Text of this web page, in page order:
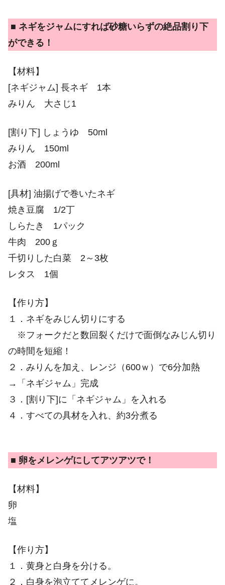
■ ネギをジャムにすれば砂糖いらずの絶品割り下
ができる！
【材料】
[ネギジャム] 長ネギ 1本
みりん 大さじ1
[割り下] しょうゆ 50ml
みりん 150ml
お酒 200ml
[具材] 油揚げで巻いたネギ
焼き豆腐 1/2丁
しらたき 1パック
牛肉 200ｇ
千切りした白菜 2～3枚
レタス 1個
【作り方】
１．ネギをみじん切りにする
※フォークだと数回裂くだけで面倒なみじん切り
の時間を短縮！
２．みりんを加え、レンジ（600ｗ）で6分加熱
→「ネギジャム」完成
３．[割り下]に「ネギジャム」を入れる
４．すべての具材を入れ、約3分煮る
■ 卵をメレンゲにしてアツアツで！
【材料】
卵
塩
【作り方】
１．黄身と白身を分ける。
２．白身を泡立ててメレンゲに。